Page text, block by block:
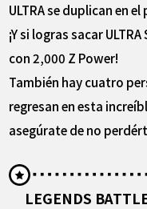
ULTRA se duplican en el
¡Y si logras sacar
con 2,000 Z Power!
También hay cuatro
regresan en esta
asegúrate de no
LEGENDS